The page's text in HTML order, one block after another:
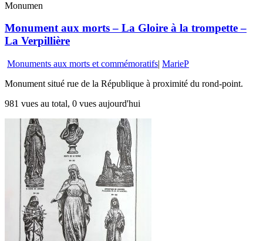
Monumen
Monument aux morts – La Gloire à la trompette –
La Verpillière
Monuments aux morts et commémoratifs| MarieP
Monument situé rue de la République à proximité du rond-point.
981 vues au total, 0 vues aujourd'hui